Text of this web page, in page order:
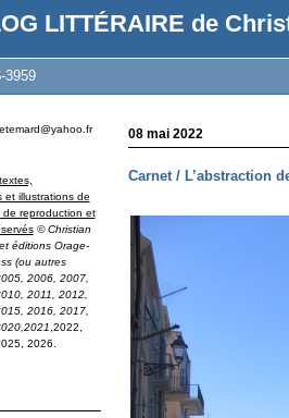
LITTÉRAIRE de
3959
et illustrations de
de reproduction et
© Christian
éditions Orage-
(ou autres
2006, 2007,
2011, 2012,
2016, 2017,
,2022,
2026.
08 mai 2022
Carnet / L’abstraction